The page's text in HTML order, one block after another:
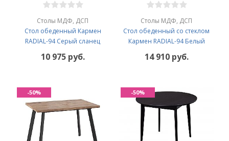
Столы МДФ, ДСП
Стол обеденный Кармен
RADIAL-94 Серый сланец
10 975 руб.
Столы МДФ, ДСП
Стол обеденный со стеклом
Кармен RADIAL-94 Белый
14 910 руб.
-50% -50%